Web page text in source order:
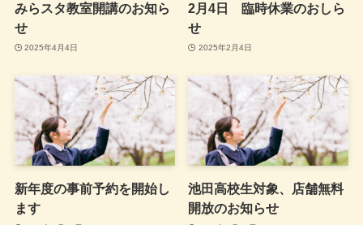
みらスタ教室開講のお知ら
せ
2025年4月4日
2月4日 臨時休業のおしら
せ
2025年2月4日
新年度の事前予約を開始し
ます
池田高校生対象、店舗無料
開放のお知らせ